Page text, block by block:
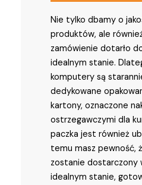
Nie tylko dbamy o
produktów, ale
zamówienie dotarło
idealnym stanie.
komputery są
dedykowane
kartony, oznaczone
ostrzegawczymi dla
paczka jest również
temu masz pewność,
zostanie dostarczony
idealnym stanie,